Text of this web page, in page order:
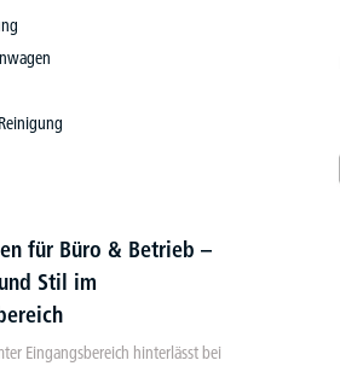
für Büro & Betrieb –
Stil im
Eingangsbereich hinterlässt bei